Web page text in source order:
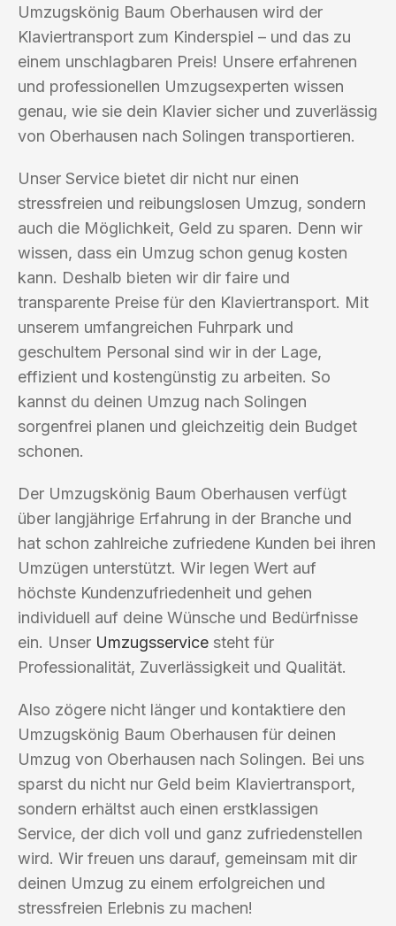
Umzugskönig Baum Oberhausen wird der
Klaviertransport zum Kinderspiel – und das zu
einem unschlagbaren Preis! Unsere erfahrenen
und professionellen Umzugsexperten wissen
genau, wie sie dein Klavier sicher und zuverlässig
von Oberhausen nach Solingen transportieren.
Unser Service bietet dir nicht nur einen
stressfreien und reibungslosen Umzug, sondern
auch die Möglichkeit, Geld zu sparen. Denn wir
wissen, dass ein Umzug schon genug kosten
kann. Deshalb bieten wir dir faire und
transparente Preise für den Klaviertransport. Mit
unserem umfangreichen Fuhrpark und
geschultem Personal sind wir in der Lage,
effizient und kostengünstig zu arbeiten. So
kannst du deinen Umzug nach Solingen
sorgenfrei planen und gleichzeitig dein Budget
schonen.
Der Umzugskönig Baum Oberhausen verfügt
über langjährige Erfahrung in der Branche und
hat schon zahlreiche zufriedene Kunden bei ihren
Umzügen unterstützt. Wir legen Wert auf
höchste Kundenzufriedenheit und gehen
individuell auf deine Wünsche und Bedürfnisse
ein. Unser Umzugsservice steht für
Professionalität, Zuverlässigkeit und Qualität.
Also zögere nicht länger und kontaktiere den
Umzugskönig Baum Oberhausen für deinen
Umzug von Oberhausen nach Solingen. Bei uns
sparst du nicht nur Geld beim Klaviertransport,
sondern erhältst auch einen erstklassigen
Service, der dich voll und ganz zufriedenstellen
wird. Wir freuen uns darauf, gemeinsam mit dir
deinen Umzug zu einem erfolgreichen und
stressfreien Erlebnis zu machen!